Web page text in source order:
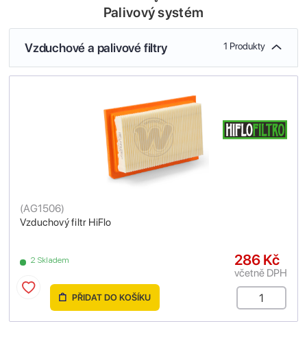
Palivový systém
Vzduchové a palivové filtry 1 Produkty
Vzduchový filtr HiFlo
(AG1506)
2 Skladem 286 Kč
včetně DPH
PŘIDAT DO KOŠÍKU